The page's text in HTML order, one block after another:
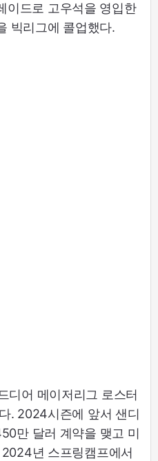
이드로 고우석을 영입한
빅리그에 콜업했다.
디어 메이저리그 로스터
. 2024시즌에 앞서 샌디
만 달러 계약을 맺고 미
년 스프링캠프에서